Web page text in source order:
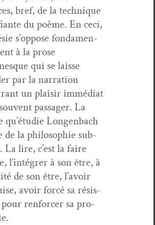
bref, de la tech­nique
du poème. En ceci,
s’op­pose fon­da­men­
à la prose
qui se laisse
par la nar­ra­tion
un plaisir immé­di­at
pas­sager. La
qu’é­tudie Lon­gen­bach
de la philoso­phie sub­
La lire, c’est la faire
l’in­té­gr­er à son être, à
de son être, l’avoir
avoir for­cé sa résis­
pour ren­forcer sa pro­